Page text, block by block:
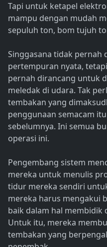
Tapi untuk ketapel
mampu dengan mudah
sepuluh ton, bom tujuh
Singgasana tidak pernah
pertempuran nyata,
pernah dirancang untuk
meledak di udara. Tak
tembakan yang
penggunaan semacam
sebelumnya. Ini semua
operasi ini.
Pengembang sistem
mereka untuk menulis
tidur mereka sendiri
mereka harus mengakui
baik dalam hal membidik
Untuk itu, mereka
tembakan yang